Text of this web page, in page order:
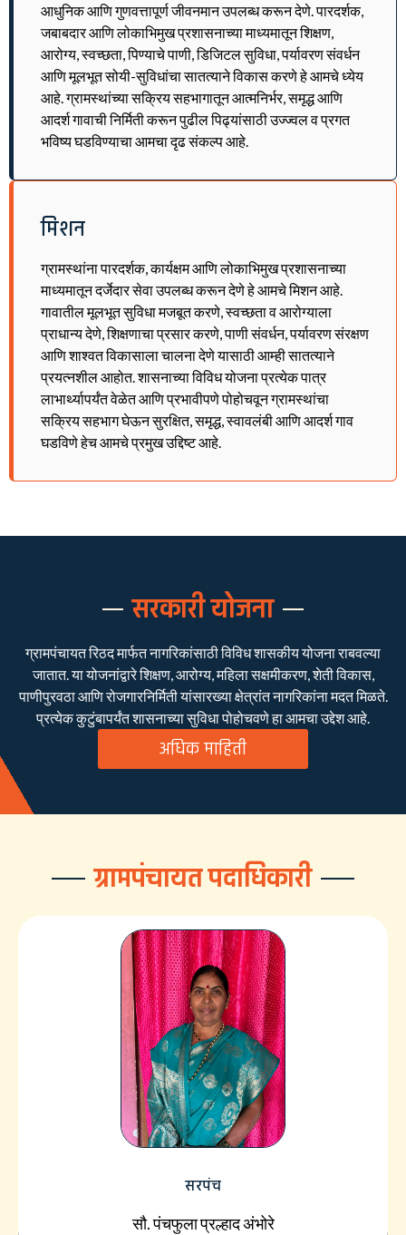
आधुनिक आणि गुणवत्तापूर्ण जीवनमान उपलब्ध करून देणे. पारदर्शक,
जबाबदार आणि लोकाभिमुख प्रशासनाच्या माध्यमातून शिक्षण,
आरोग्य, स्वच्छता, पिण्याचे पाणी, डिजिटल सुविधा, पर्यावरण संवर्धन
आणि मूलभूत सोयी-सुविधांचा सातत्याने विकास करणे हे आमचे ध्येय
आहे. ग्रामस्थांच्या सक्रिय सहभागातून आत्मनिर्भर, समृद्ध आणि
आदर्श गावाची निर्मिती करून पुढील पिढ्यांसाठी उज्ज्वल व प्रगत
भविष्य घडविण्याचा आमचा दृढ संकल्प आहे.
मिशन
ग्रामस्थांना पारदर्शक, कार्यक्षम आणि लोकाभिमुख प्रशासनाच्या
माध्यमातून दर्जेदार सेवा उपलब्ध करून देणे हे आमचे मिशन आहे.
गावातील मूलभूत सुविधा मजबूत करणे, स्वच्छता व आरोग्याला
प्राधान्य देणे, शिक्षणाचा प्रसार करणे, पाणी संवर्धन, पर्यावरण संरक्षण
आणि शाश्वत विकासाला चालना देणे यासाठी आम्ही सातत्याने
प्रयत्नशील आहोत. शासनाच्या विविध योजना प्रत्येक पात्र
लाभार्थ्यापर्यंत वेळेत आणि प्रभावीपणे पोहोचवून ग्रामस्थांचा
सक्रिय सहभाग घेऊन सुरक्षित, समृद्ध, स्वावलंबी आणि आदर्श गाव
घडविणे हेच आमचे प्रमुख उद्दिष्ट आहे.
सरकारी योजना
ग्रामपंचायत रिठद मार्फत नागरिकांसाठी विविध शासकीय योजना राबवल्या
जातात. या योजनांद्वारे शिक्षण, आरोग्य, महिला सक्षमीकरण, शेती विकास,
पाणीपुरवठा आणि रोजगारनिर्मिती यांसारख्या क्षेत्रांत नागरिकांना मदत मिळते.
प्रत्येक कुटुंबापर्यंत शासनाच्या सुविधा पोहोचवणे हा आमचा उद्देश आहे.
अधिक माहिती
ग्रामपंचायत पदाधिकारी
सरपंच
सौ. पंचफुला प्रल्हाद अंभोरे